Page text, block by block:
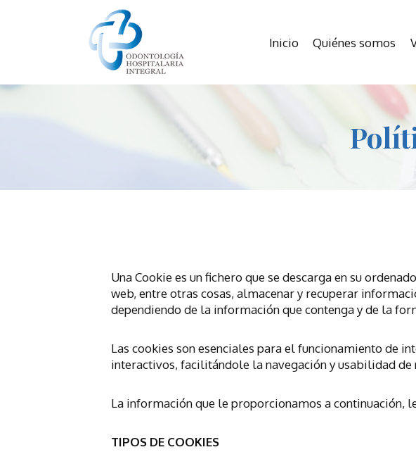
Inicio Quiénes somos
Una Cookie es un fichero que se descarga en su
web, entre otras cosas, almacenar y recuperar
dependiendo de la información que contenga y de la
Las cookies son esenciales para el funcionamiento de
interactivos, facilitándole la navegación y usabilidad de
La información que le proporcionamos a continuación,
TIPOS DE COOKIES